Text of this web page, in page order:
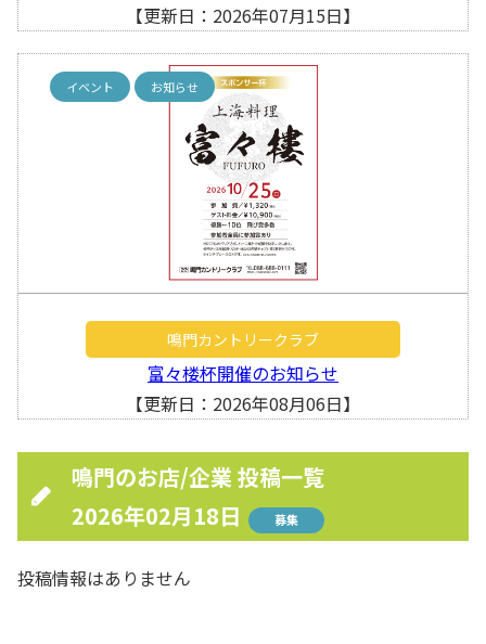
【更新日：2026年07月15日】
イベント お知らせ
鳴門カントリークラブ
富々楼杯開催のお知らせ
【更新日：2026年08月06日】
鳴門のお店/企業 投稿一覧
2026年02月18日
募集
投稿情報はありません